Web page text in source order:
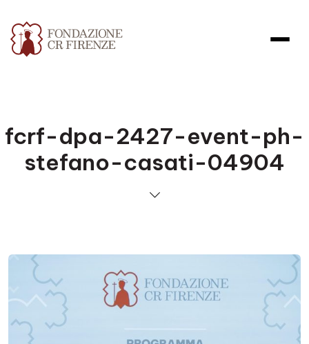
fcrf-dpa-2427-event-ph-
stefano-casati-04904